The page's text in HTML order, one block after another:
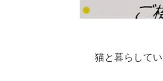
猫と暮らして